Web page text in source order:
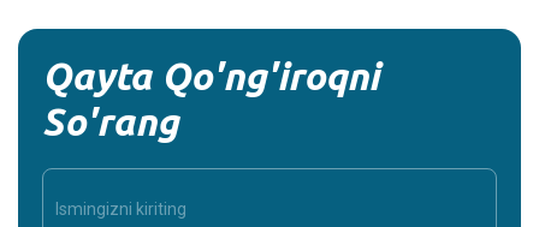
Qayta Qo'ng'iroqni
So'rang